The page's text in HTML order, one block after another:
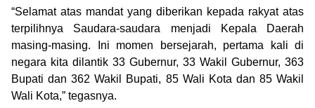
“Selamat atas mandat yang diberikan kepada rakyat atas
terpilihnya Saudara-saudara menjadi Kepala Daerah
masing-masing. Ini momen bersejarah, pertama kali di
negara kita dilantik 33 Gubernur, 33 Wakil Gubernur, 363
Bupati dan 362 Wakil Bupati, 85 Wali Kota dan 85 Wakil
Wali Kota,” tegasnya.